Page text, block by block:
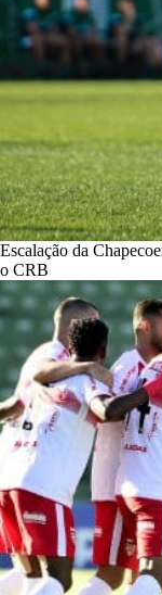
Escalação da
o CRB